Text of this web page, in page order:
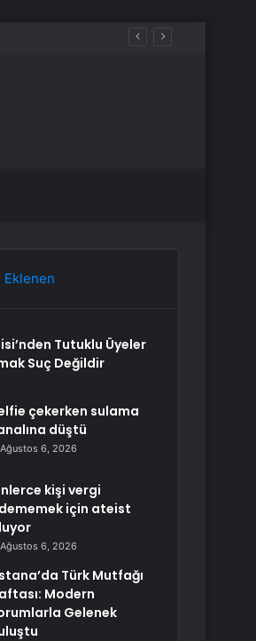
Eklenen
Tutuklu Üyeler
Suç Değildir
çekerken sulama
düştü
Ağustos 6, 2026
kişi vergi
için ateist
Ağustos 6, 2026
Türk Mutfağı
Modern
Gelenek